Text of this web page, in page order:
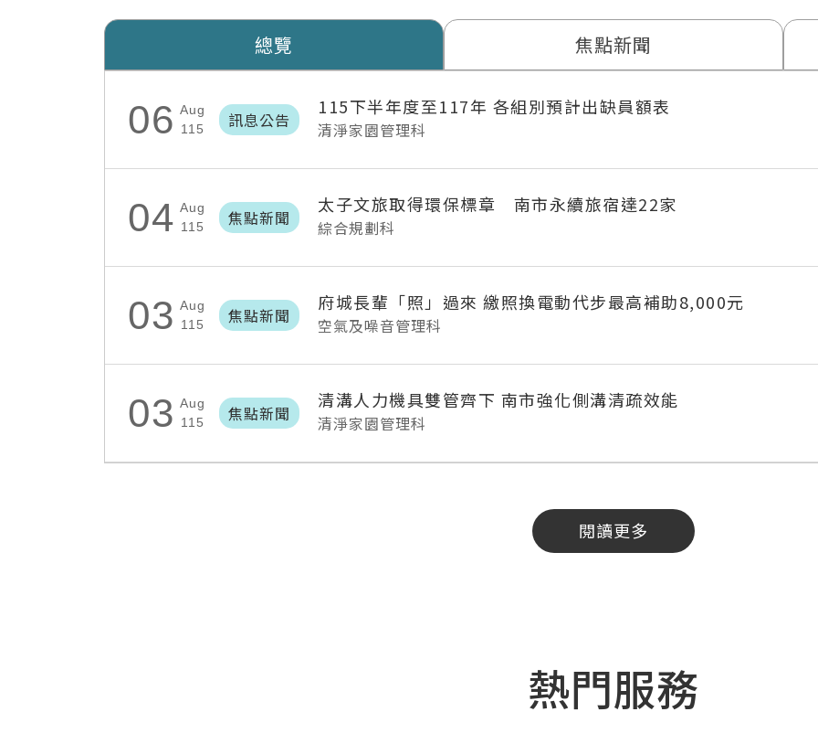
總覽 焦點新聞
06 Aug
115
訊息公告
115下半年度至117年 各組別預計出缺員額表
清淨家園管理科
04 Aug
115
焦點新聞
太子文旅取得環保標章 南市永續旅宿達22家
綜合規劃科
03 Aug
115
焦點新聞
府城長輩「照」過來 繳照換電動代步最高補助8,000元
空氣及噪音管理科
03 Aug
115
焦點新聞
清溝人力機具雙管齊下 南市強化側溝清疏效能
清淨家園管理科
閱讀更多
熱門服務